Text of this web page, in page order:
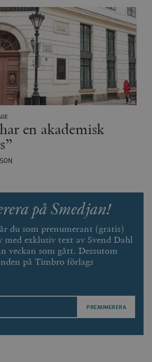
en akademisk
på Smedjan!
du som prenumerant (gratis)
med exklusiv text av Svend Dahl
veckan som gått. Dessutom
på Timbro förlags